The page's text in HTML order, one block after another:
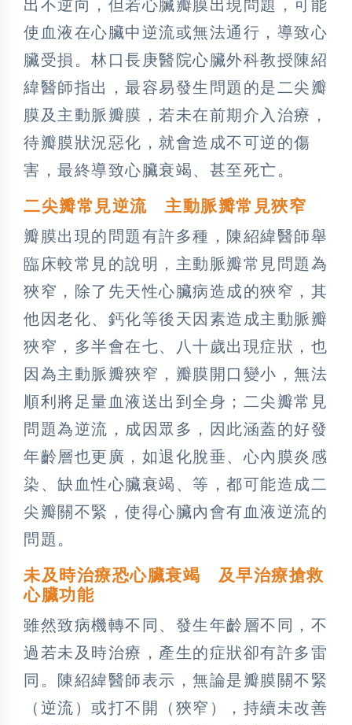
出不逆向，但若心臟瓣膜出現問題，可能
使血液在心臟中逆流或無法通行，導致心
臟受損。林口長庚醫院心臟外科教授陳紹
緯醫師指出，最容易發生問題的是二尖瓣
膜及主動脈瓣膜，若未在前期介入治療，
待瓣膜狀況惡化，就會造成不可逆的傷
害，最終導致心臟衰竭、甚至死亡。
二尖瓣常見逆流 主動脈瓣常見狹窄
瓣膜出現的問題有許多種，陳紹緯醫師舉
臨床較常見的說明，主動脈瓣常見問題為
狹窄，除了先天性心臟病造成的狹窄，其
他因老化、鈣化等後天因素造成主動脈瓣
狹窄，多半會在七、八十歲出現症狀，也
因為主動脈瓣狹窄，瓣膜開口變小，無法
順利將足量血液送出到全身；二尖瓣常見
問題為逆流，成因眾多，因此涵蓋的好發
年齡層也更廣，如退化脫垂、心內膜炎感
染、缺血性心臟衰竭、等，都可能造成二
尖瓣關不緊，使得心臟內會有血液逆流的
問題。
未及時治療恐心臟衰竭 及早治療搶救
心臟功能
雖然致病機轉不同、發生年齡層不同，不
過若未及時治療，產生的症狀卻有許多雷
同。陳紹緯醫師表示，無論是瓣膜關不緊
（逆流）或打不開（狹窄），持續未改善